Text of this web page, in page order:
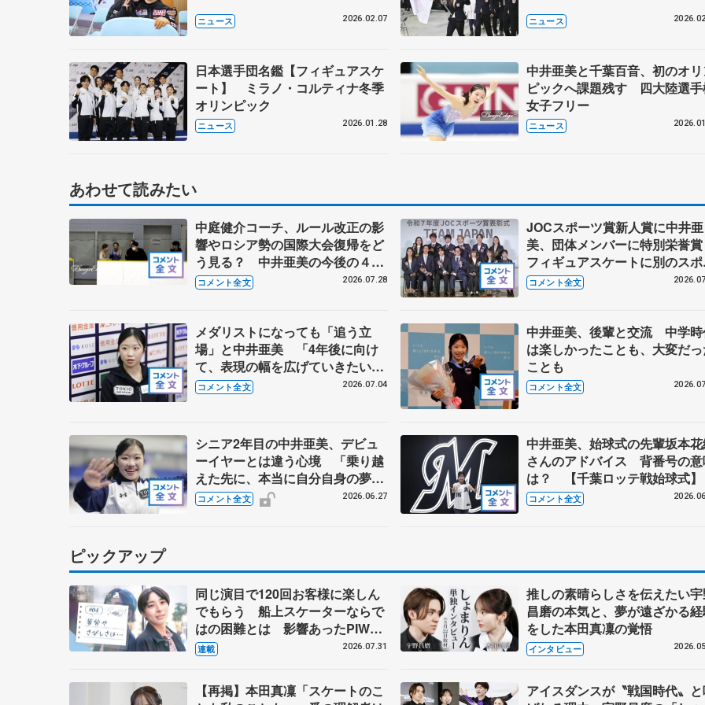
ニュース 2026.02.07 ニュース
日本選手団名鑑【フィギュアスケ
ート】 ミラノ・コルティナ冬季
オリンピック
ニュース 2026.01.28
中井亜美と千葉百音、初のオ
ピックへ課題残す 四大陸選
女子フリー
ニュース
あわせて読みたい
中庭健介コーチ、ルール改正の影
響やロシア勢の国際大会復帰をど
う見る？ 中井亜美の今後の４年
間に向けた心構え
コメント全文 2026.07.28
JOCスポーツ賞新人賞に中井亜
美、団体メンバーに特別栄誉
フィギュアスケートに別のス
ツを組み合わせるなら？ 【
スポーツ賞表彰式】
コメント全文
メダリストになっても「追う立
場」と中井亜美 「4年後に向け
て、表現の幅を広げていきたい」
【全日本シニア強化合宿】
コメント全文 2026.07.04
中井亜美、後輩と交流 中学時
は楽しかったことも、大変だ
ことも
コメント全文
シニア2年目の中井亜美、デビュ
ーイヤーとは違う心境 「乗り越
えた先に、本当に自分自身の夢が
かなう」【ドリーム・オン・アイ
ス2026】
コメント全文 2026.06.27
中井亜美、始球式の先輩坂本
さんのアドバイス 背番号の意
は？ 【千葉ロッテ戦始球式】
コメント全文
ピックアップ
同じ演目で120回お客様に楽しん
でもらう 船上スケーターならで
はの困難とは 影響あったPIW前
キャプテン松永さんの存在
連載 2026.07.31
推しの素晴らしさを伝えたい
昌磨の本気と、夢が遠ざかる
をした本田真凜の覚悟
インタビュー
【再掲】本田真凜「スケートのこ
アイスダンスが〝戦国時代〟